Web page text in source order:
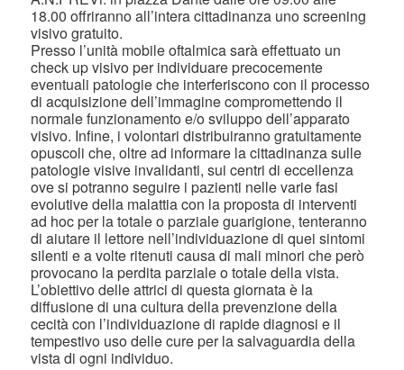
18.00 offriranno all’intera cittadinanza uno screening
visivo gratuito.
Presso l’unità mobile oftalmica sarà effettuato un
check up visivo per individuare precocemente
eventuali patologie che interferiscono con il processo
di acquisizione dell’immagine compromettendo il
normale funzionamento e/o sviluppo dell’apparato
visivo. Infine, i volontari distribuiranno gratuitamente
opuscoli che, oltre ad informare la cittadinanza sulle
patologie visive invalidanti, sui centri di eccellenza
ove si potranno seguire i pazienti nelle varie fasi
evolutive della malattia con la proposta di interventi
ad hoc per la totale o parziale guarigione, tenteranno
di aiutare il lettore nell’individuazione di quei sintomi
silenti e a volte ritenuti causa di mali minori che però
provocano la perdita parziale o totale della vista.
L’obiettivo delle attrici di questa giornata è la
diffusione di una cultura della prevenzione della
cecità con l’individuazione di rapide diagnosi e il
tempestivo uso delle cure per la salvaguardia della
vista di ogni individuo.